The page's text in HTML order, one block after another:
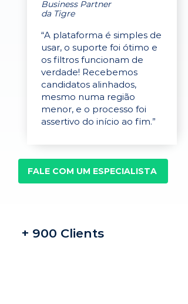
Business Partner
da Tigre
“A plataforma é simples de
usar, o suporte foi ótimo e
os filtros funcionam de
verdade! Recebemos
candidatos alinhados,
mesmo numa região
menor, e o processo foi
assertivo do início ao fim.”
FALE COM UM ESPECIALISTA
+ 900 Clients